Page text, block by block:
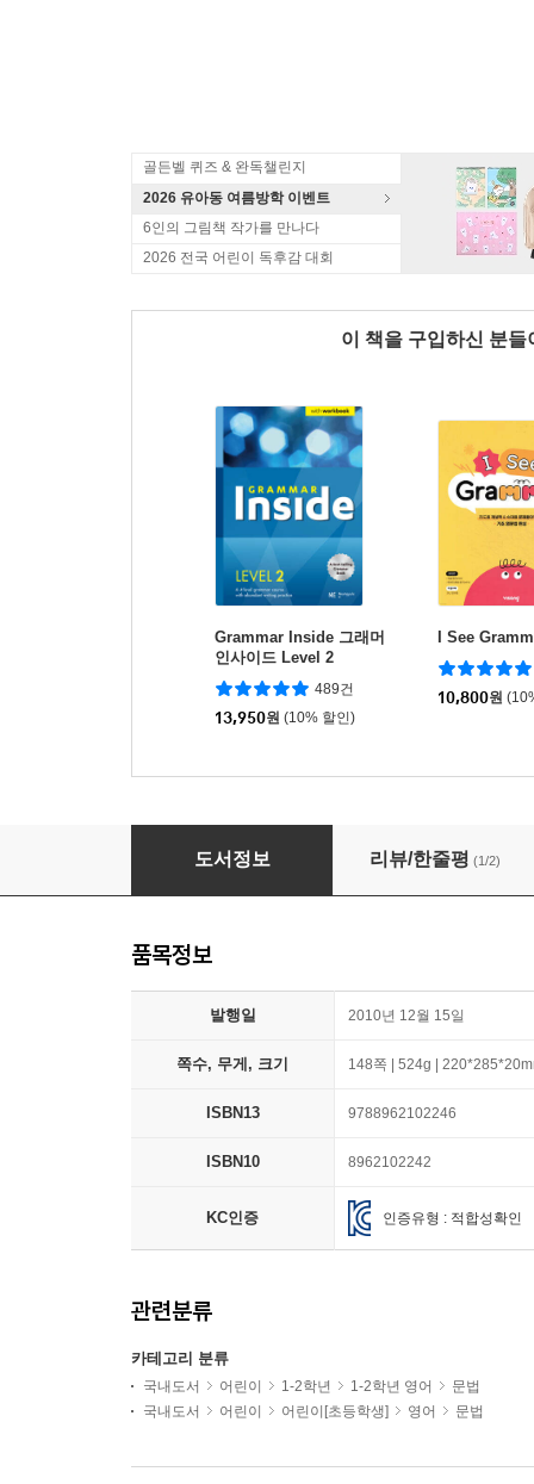
골든벨 퀴즈 & 완독챌린지
2026 유아동 여름방학 이벤트
6인의 그림책 작가를 만나다
2026 전국 어린이 독후감 대회
이 책을 구입하신 분
Grammar Inside 그래머
인사이드 Level 2
489건
13,950원 (10% 할인)
I See
10,800원
First Step in Grammar 1A
도서정보 리뷰/한줄평 (1/2)
품목정보
발행일 2010년 12월 15일
쪽수, 무게, 크기 148쪽 | 524g |
ISBN13 9788962102246
ISBN10 8962102242
KC인증 인증유형 : 적합성확인
관련분류
카테고리 분류
국내도서 어린이 1-2학년 1-2학년 영어
문법
국내도서
어린이 어린이[초등학생] 영어 문법